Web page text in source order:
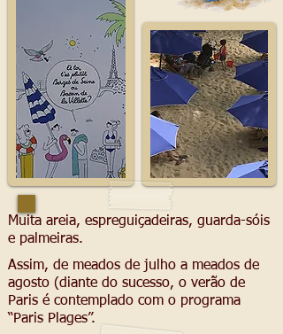
Muita areia, espreguiçadeiras, guarda-sóis
e palmeiras.
Assim, de meados de julho a meados de
agosto (diante do sucesso, o verão de
Paris é contemplado com o programa
“Paris Plages”.